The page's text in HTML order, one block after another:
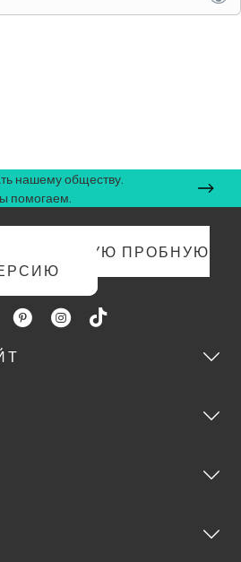
нашему обществу.
помогаем.
ПРОБНУЮ